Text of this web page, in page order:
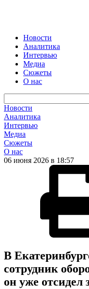
Новости
Аналитика
Интервью
Медиа
Сюжеты
О нас
Новости
Аналитика
Интервью
Медиа
Сюжеты
О нас
06 июня 2026 в 18:57
В
сотрудник
он уже отсидел